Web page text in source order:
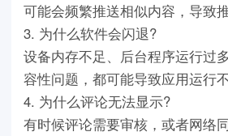
可能会频繁推送相似内容，导致
3. 为什么软件会闪退?
设备内存不足、后台程序运行过
容性问题，都可能导致应用运行不
4. 为什么评论无法显示?
有时候评论需要审核，或者网络